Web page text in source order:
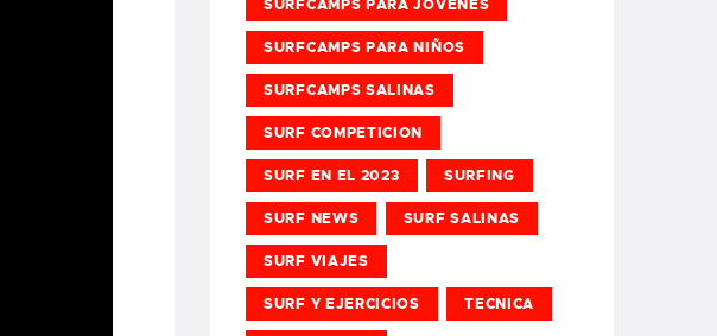
SURFCAMPS PARA JOVENES
SURFCAMPS PARA NIÑOS
SURFCAMPS SALINAS
SURF COMPETICION
SURF EN EL 2023 SURFING
SURF NEWS SURF SALINAS
SURF VIAJES
SURF Y EJERCICIOS TECNICA